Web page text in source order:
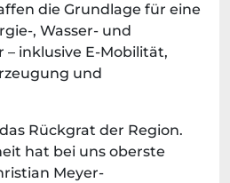
die Grundlage für eine
, Wasser- und
inklusive E-Mobilität,
und
Rückgrat der Region.
hat bei uns oberste
Meyer-